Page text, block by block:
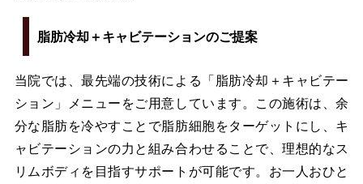
脂肪冷却＋キャビテーションのご提案
当院では、最先端の技術による「脂肪冷却＋キャビテー
ション」メニューをご用意しています。この施術は、余
分な脂肪を冷やすことで脂肪細胞をターゲットにし、キ
ャビテーションの力と組み合わせることで、理想的なス
リムボディを目指すサポートが可能です。お一人おひと